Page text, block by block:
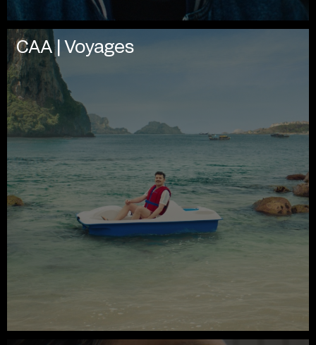
CAA | Voyages